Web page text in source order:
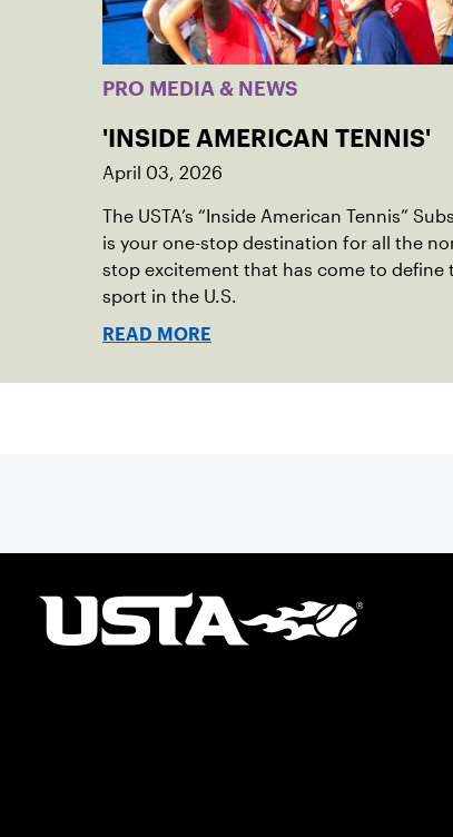
PRO MEDIA & NEWS
'INSIDE AMERICAN TENNIS'
April 03, 2026
The USTA’s “Inside American Tennis”
is your one-stop destination for all the
stop excitement that has come to define
sport in the U.S.
READ MORE